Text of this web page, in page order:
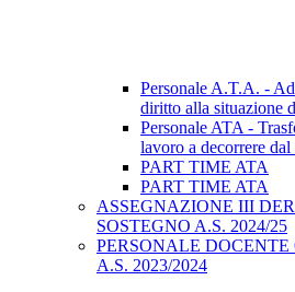
Personale A.T.A. -
diritto alla situazione
Personale ATA -
lavoro a decorrere dal
PART TIME ATA
PART TIME ATA
ASSEGNAZIONE III
SOSTEGNO A.S. 2024/25
PERSONALE
A.S. 2023/2024